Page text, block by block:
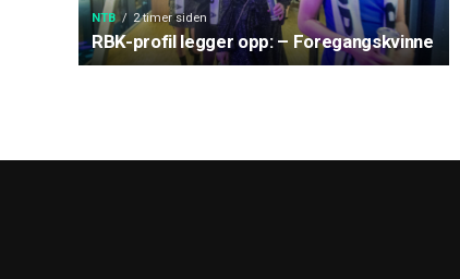
NTB 2 timer siden
RBK-profil legger opp: – Foregangskvinne